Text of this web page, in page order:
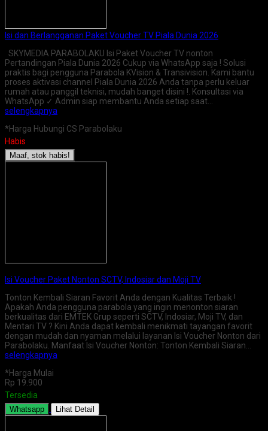
Isi dan Berlangganan Paket Voucher TV Piala Dunia 2026
SKYMEDIA PARABOLAKU Isi Paket Voucher TV nonton
Pertandingan Piala Dunia 2026 Cukup via WhatsApp saja ! Solusi
praktis bagi pengguna Parabola KVision & Transivision. Kami bantu
proses aktivasi channel Piala Dunia 2026 Anda tanpa perlu keluar
rumah atau panggil teknisi, mudah banget disini !. Konsultasi via
WhatsApp ✓ Admin siap membantu Anda setiap saat…
selengkapnya
*Harga Hubungi CS Parabolaku
Habis
Maaf, stok habis!
Isi Voucher Paket Nonton SCTV, Indosiar dan Moji TV
Tonton Kembali Siaran Favorit Anda dengan Kualitas Terbaik !
Apakah Anda pengguna parabola yang ingin menonton siaran
berkualitas dari EMTEK Grup seperti SCTV, Indosiar, Moji TV, dan
Mentari TV ? Kini Anda dapat kembali menikmati tayangan favorit
dengan mudah dan nyaman melalui layanan Isi Voucher Nonton dari
Parabolaku. Manfaat Isi Voucher Nonton: Tonton Kembali Siaran…
selengkapnya
*Harga Mulai
Rp 19.900
Tersedia
Whatsapp Lihat Detail